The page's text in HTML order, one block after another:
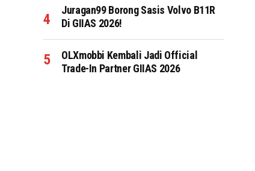
Juragan99 Borong Sasis Volvo B11R
Di GIIAS 2026!
OLXmobbi Kembali Jadi Official
Trade-In Partner GIIAS 2026